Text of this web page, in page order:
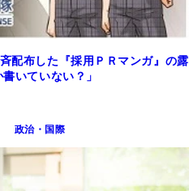
配布した『採用ＰＲマンガ』の露
いていない？」
政治・国際